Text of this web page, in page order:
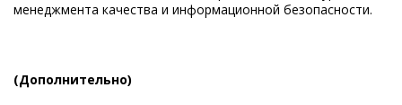
менеджмента качества и информационной безопасности.
(Дополнительно)